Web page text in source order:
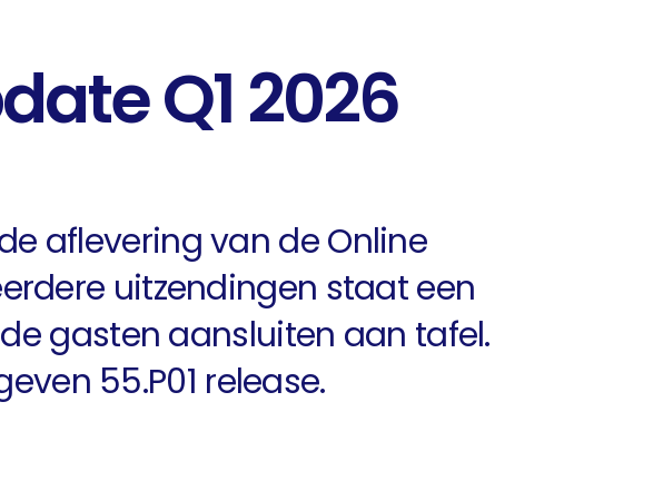
Q1 2026
aflevering van de Online
uitzendingen staat een
gasten aansluiten aan tafel.
55.P01 release.